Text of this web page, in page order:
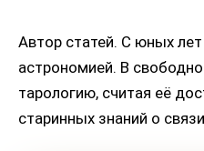
Автор статей. С юных
астрономией. В
тарологию, считая её
старинных знаний о